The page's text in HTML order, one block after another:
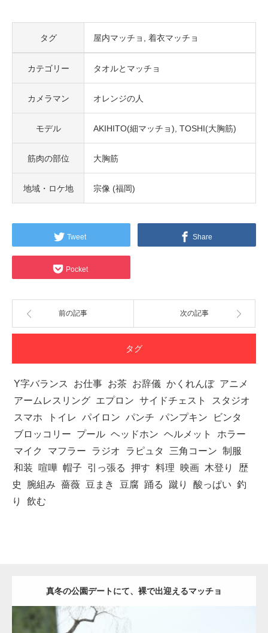
タグ 屋内マッチョ 着衣マッチョ
カテゴリー タオルとマッチョ
カメラマン オレンジの人
モデル AKIHITO(細マッチョ) TOSHI(大胸筋)
筋肉の部位 大胸筋
地域・ロケ地 宗像 (福岡)
Tweet Share
Pocket
前の記事 次の記事
タグ
Y字バランス お仕事 お茶 お辞儀 かくれんぼ アニメ
アームレスリング エプロン サイドチェスト
スタジオ
スマホ
トイレ パイロン パンチ パンプキン
ビンタ
ブロッコリー
プール ヘッドホン ヘルメット
ホラー
マイク
マフラー ラジオ ラピュタ 三角コーン 制服
和装
喧嘩 帽子 引っ張る 押す 料理 映画 木登り
歴
史
腕組み 薔薇 豆まき 豆腐 踊る 蹴り 酸っぱい 釣
り
飲む
真冬の公園デートにて、裸で出迎えるマッチョ